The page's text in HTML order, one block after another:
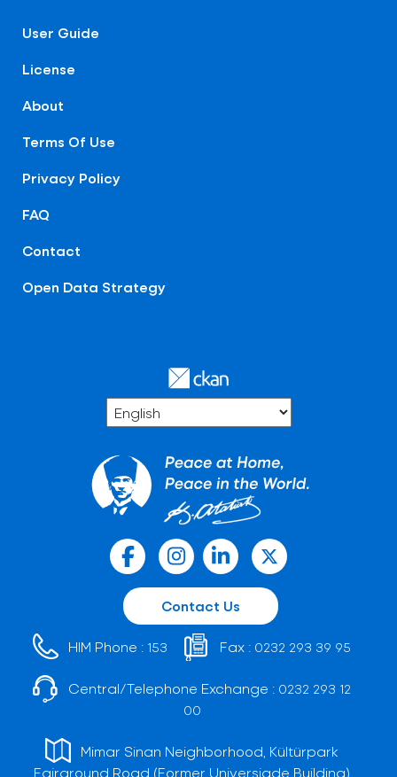
User Guide
License
About
Terms Of Use
Privacy Policy
FAQ
Contact
Open Data Strategy
Contact Us
HIM Phone : 153 Fax : 0232 293 39 95
Central/Telephone Exchange : 0232 293 12
00
Mimar Sinan Neighborhood, Kültürpark
Fairground Road (Former Universiade Building)